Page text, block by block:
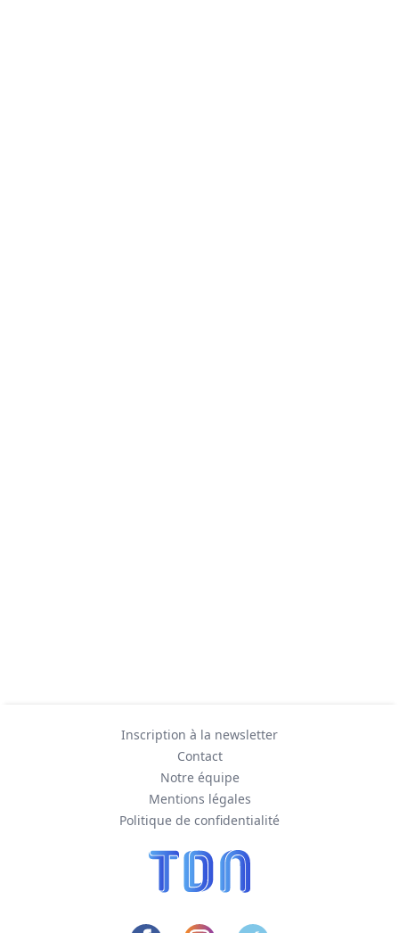
Inscription à la newsletter
Contact
Notre équipe
Mentions légales
Politique de confidentialité